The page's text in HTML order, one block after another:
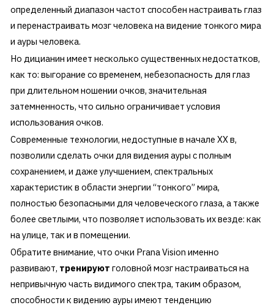
определенный диапазон частот способен настраивать глаз
и перенастраивать мозг человека на видение тонкого мира
и ауры человека.
Но дицианин имеет несколько существенных недостатков,
как то: выгорание со временем, небезопасность для глаз
при длительном ношении очков, значительная
затемненность, что сильно ограничивает условия
использования очков.
Современные технологии, недоступные в начале XX в,
позволили сделать очки для видения ауры с полным
сохранением, и даже улучшением, спектральных
характеристик в области энергии “тонкого” мира,
полностью безопасными для человеческого глаза, а также
более светлыми, что позволяет использовать их везде: как
на улице, так и в помещении.
Обратите внимание, что очки Prana Vision именно
развивают, тренируют головной мозг настраиваться на
непривычную часть видимого спектра, таким образом,
способности к видению ауры имеют тенденцию